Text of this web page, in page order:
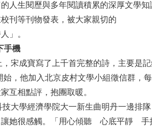
人生閱歷與多年閱讀積累的深厚文學
刊等刊物發表，被大家親切的
」。
手機
宋成寶寫了上千首完整的詩，主要是
，他加入北京皮村文學小組徵信群，
互相點評，抱團取暖。
大學經濟學院大一新生曲明丹一邊排
讓她很感觸。「用心傾聽 心底平靜